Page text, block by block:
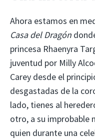
Ahora estamos en
Casa del Dragón
princesa Rhaenyra
juventud por Milly
Carey desde el
desgastadas de la
lado, tienes al
otro, a su improbable
quien durante una